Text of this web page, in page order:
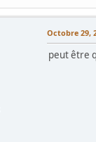
Octobre 29,
peut être